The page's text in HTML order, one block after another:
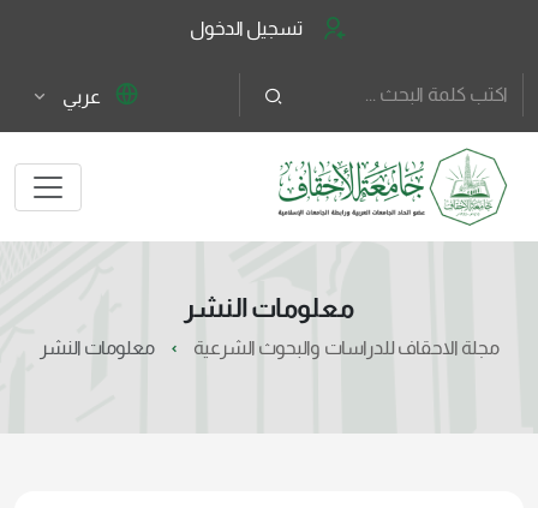
تسجيل الدخول
عربي
معلومات النشر
مجلة الاحقاف للدراسات والبحوث الشرعية معلومات النشر